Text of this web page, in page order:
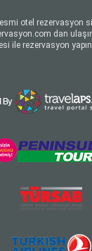
otel rezervasyon
dan
ile rezervasyon yapın.